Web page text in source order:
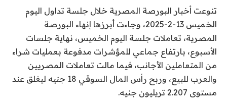
تنوعت أخبار البورصة المصرية خلال جلسة تداول اليوم
الخميس 13-2-2025، وجاءت أبرزها إنهاء البورصة
المصرية، تعاملات جلسة اليوم الخميس، نهاية جلسات
الأسبوع، بارتفاع جماعي للمؤشرات مدفوعة بعمليات شراء
من المتعاملين الأجانب، فيما مالت تعاملات المصريين
والعرب للبيع، وربح رأس المال السوقي 18 جنيه ليغلق عند
مستوى 2.207 تريليون جنيه.